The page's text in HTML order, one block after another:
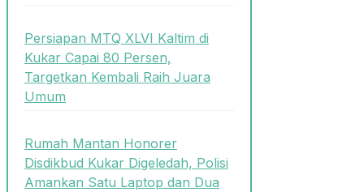
Persiapan MTQ XLVI Kaltim di
Kukar Capai 80 Persen,
Targetkan Kembali Raih Juara
Umum
Rumah Mantan Honorer
Disdikbud Kukar Digeledah, Polisi
Amankan Satu Laptop dan Dua